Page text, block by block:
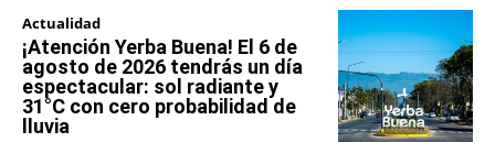
Actualidad
¡Atención Yerba Buena! El 6 de
agosto de 2026 tendrás un día
espectacular: sol radiante y
31°C con cero probabilidad de
lluvia